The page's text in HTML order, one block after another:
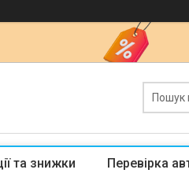
та знижки Перевірка